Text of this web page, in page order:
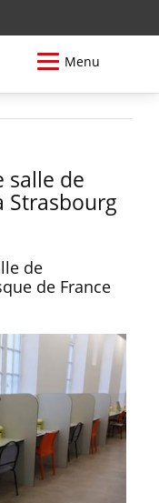
Menu
salle de
Strasbourg
de
de France